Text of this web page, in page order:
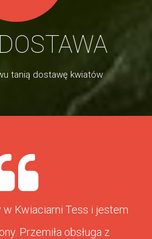
tanią dostawę kwiatów
w Kwiaciarni Tess i jestem
Przemiła obsługa z